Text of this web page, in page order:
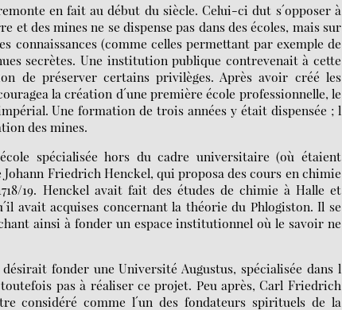
en fait au début du siècle. Celui-ci dut s´opposer à
des mines ne se dispense pas dans des écoles, mais sur
connaissances (comme celles permettant par exemple de
secrètes. Une institution publique contrevenait à cette
de préserver certains privilèges. Après avoir créé les
la création d´une première école professionnelle, le
Une formation de trois années y était dispensée ; l
des mines.
spécialisée hors du cadre universitaire (où étaient
Friedrich Henckel, qui proposa des cours en chimie
19. Henckel avait fait des études de chimie à Halle et
avait acquises concernant la théorie du Phlogiston. Il se
ainsi à fonder un espace institutionnel où le savoir ne
fonder une Université Augustus, spécialisée dans l
pas à réaliser ce projet. Peu après, Carl Friedrich
considéré comme l´un des fondateurs spirituels de la